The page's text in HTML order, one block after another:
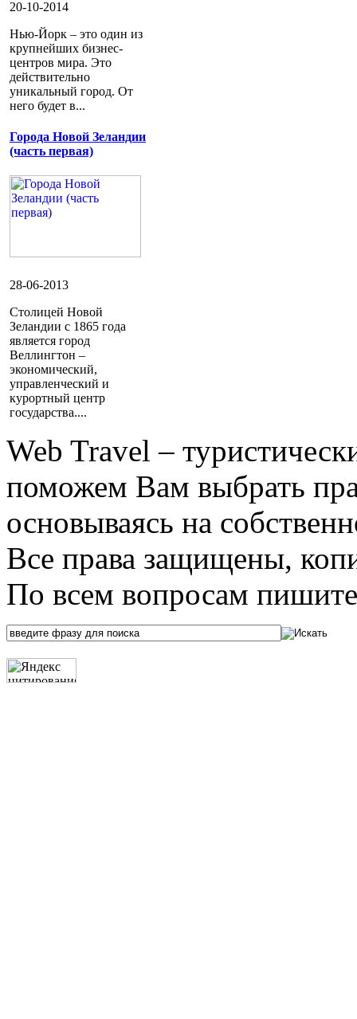
20-10-2014
Нью-Йорк – это один из
крупнейших бизнес-
центров мира. Это
действительно
уникальный город. От
него будет в...
Города Новой Зеландии
(часть первая)
28-06-2013
Столицей Новой
Зеландии с 1865 года
является город
Веллингтон –
экономический,
управленческий и
курортный центр
государства....
Web Travel –
поможем Вам выбрать
основываясь на
Все права защищены,
По всем вопросам